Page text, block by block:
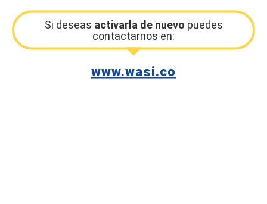
Si deseas activarla de nuevo puedes
contactarnos en:
www.wasi.co